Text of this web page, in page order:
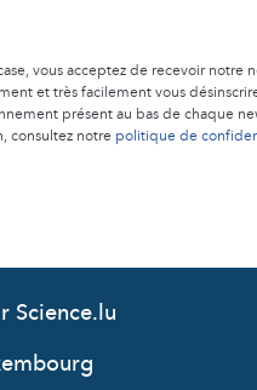
vous acceptez de recevoir notre
et très facilement vous
présent au bas de chaque
consultez notre politique de
Science.lu